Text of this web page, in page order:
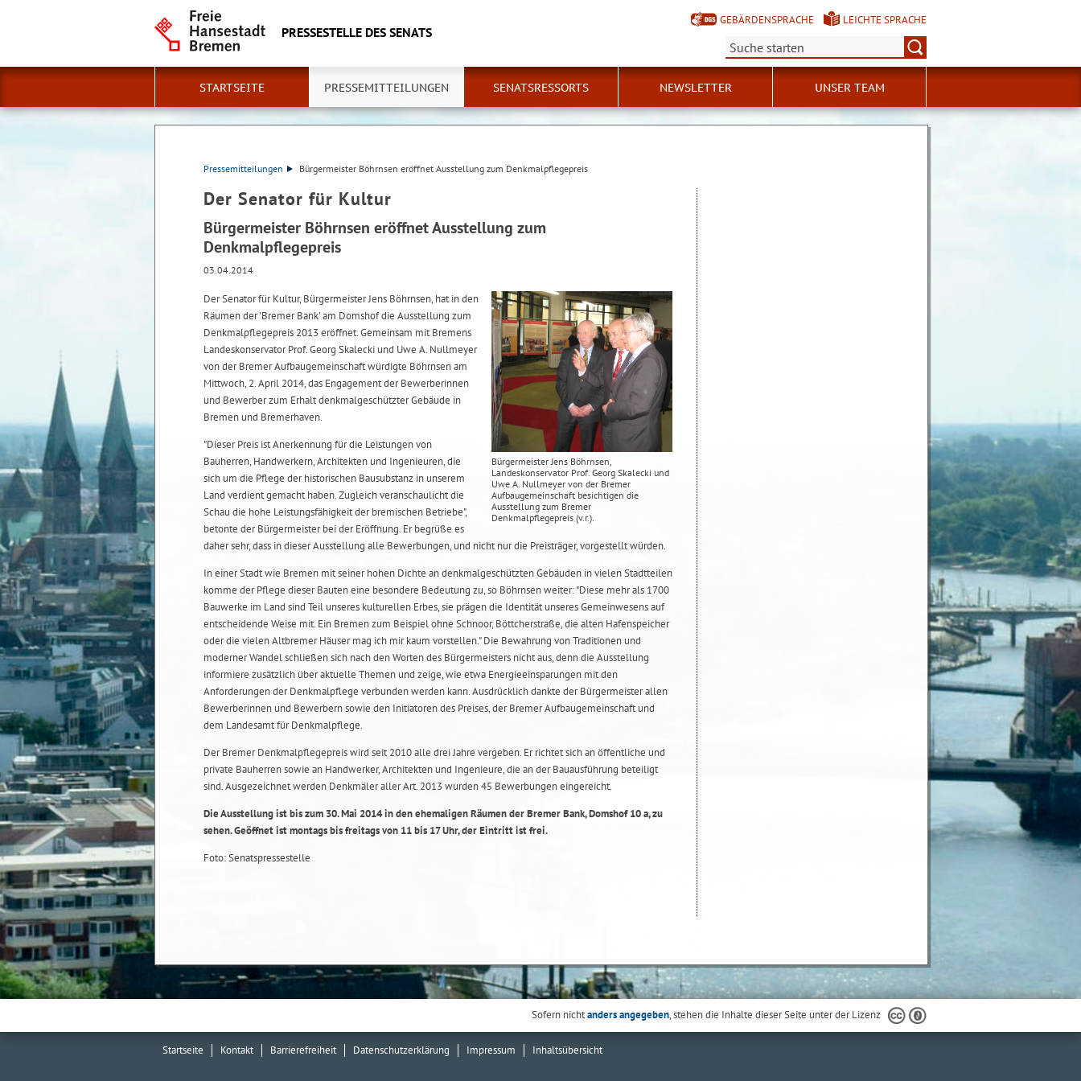
PRESSESTELLE DES SENATS
GEBÄRDENSPRACHE
LEICHTE SPRACHE
Suche:
STARTSEITE PRESSEMITTEILUNGEN SENATSRESSORTS NEWSLETTER UNSER TEAM
Pressemitteilungen Bürgermeister Böhrnsen eröffnet Ausstellung zum Denkmalpflegepreis
Der Senator für Kultur
Bürgermeister Böhrnsen eröffnet Ausstellung zum
Denkmalpflegepreis
03.04.2014
Bürgermeister Jens Böhrnsen,
Landeskonservator Prof. Georg Skalecki und
Uwe A. Nullmeyer von der Bremer
Aufbaugemeinschaft besichtigen die
Ausstellung zum Bremer
Denkmalpflegepreis (v.r.).
Der Senator für Kultur, Bürgermeister Jens Böhrnsen, hat in den
Räumen der 'Bremer Bank' am Domshof die Ausstellung zum
Denkmalpflegepreis 2013 eröffnet. Gemeinsam mit Bremens
Landeskonservator Prof. Georg Skalecki und Uwe A. Nullmeyer
von der Bremer Aufbaugemeinschaft würdigte Böhrnsen am
Mittwoch, 2. April 2014, das Engagement der Bewerberinnen
und Bewerber zum Erhalt denkmalgeschützter Gebäude in
Bremen und Bremerhaven.
"Dieser Preis ist Anerkennung für die Leistungen von
Bauherren, Handwerkern, Architekten und Ingenieuren, die
sich um die Pflege der historischen Bausubstanz in unserem
Land verdient gemacht haben. Zugleich veranschaulicht die
Schau die hohe Leistungsfähigkeit der bremischen Betriebe",
betonte der Bürgermeister bei der Eröffnung. Er begrüße es
daher sehr, dass in dieser Ausstellung alle Bewerbungen, und nicht nur die Preisträger, vorgestellt würden.
In einer Stadt wie Bremen mit seiner hohen Dichte an denkmalgeschützten Gebäuden in vielen Stadtteilen
komme der Pflege dieser Bauten eine besondere Bedeutung zu, so Böhrnsen weiter: "Diese mehr als 1700
Bauwerke im Land sind Teil unseres kulturellen Erbes, sie prägen die Identität unseres Gemeinwesens auf
entscheidende Weise mit. Ein Bremen zum Beispiel ohne Schnoor, Böttcherstraße, die alten Hafenspeicher
oder die vielen Altbremer Häuser mag ich mir kaum vorstellen." Die Bewahrung von Traditionen und
moderner Wandel schließen sich nach den Worten des Bürgermeisters nicht aus, denn die Ausstellung
informiere zusätzlich über aktuelle Themen und zeige, wie etwa Energieeinsparungen mit den
Anforderungen der Denkmalpflege verbunden werden kann. Ausdrücklich dankte der Bürgermeister allen
Bewerberinnen und Bewerbern sowie den Initiatoren des Preises, der Bremer Aufbaugemeinschaft und
dem Landesamt für Denkmalpflege.
Der Bremer Denkmalpflegepreis wird seit 2010 alle drei Jahre vergeben. Er richtet sich an öffentliche und
private Bauherren sowie an Handwerker, Architekten und Ingenieure, die an der Bauausführung beteiligt
sind. Ausgezeichnet werden Denkmäler aller Art. 2013 wurden 45 Bewerbungen eingereicht.
Die Ausstellung ist bis zum 30. Mai 2014 in den ehemaligen Räumen der Bremer Bank, Domshof 10 a, zu
sehen. Geöffnet ist montags bis freitags von 11 bis 17 Uhr, der Eintritt ist frei.
Foto: Senatspressestelle
Sofern nichtanders angegeben, stehen die Inhalte dieser Seite unter der Lizenz
Startseite Kontakt Barrierefreiheit Datenschutzerklärung Impressum Inhaltsübersicht